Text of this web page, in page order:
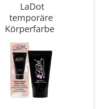
LaDot
temporäre
Körperfarbe